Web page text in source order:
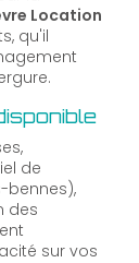
Location
qu'il
de
bennes),
des
sur vos